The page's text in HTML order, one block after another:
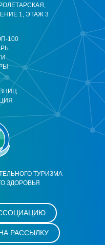
ТУРИЗМА
ЗДОРОВЬЯ
100
1, ЭТАЖ 3
РАССЫЛКУ